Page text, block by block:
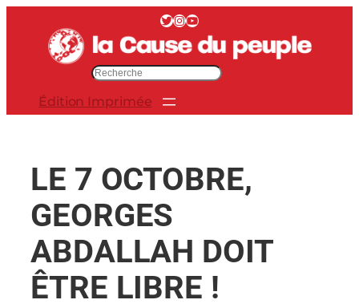
contenu
Twitter InstagramYouTube
e
Édition Imprimée
LE 7 OCTOBRE,
GEORGES
ABDALLAH DOIT
ÊTRE LIBRE !